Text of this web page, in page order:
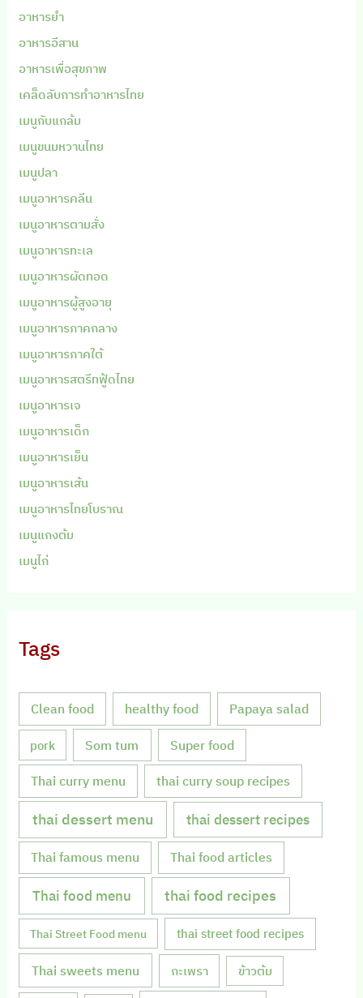
อาหารยำ
อาหารอีสาน
อาหารเพื่อสุขภาพ
เคล็ดลับการทำอาหารไทย
เมนูกับแกล้ม
เมนูขนมหวานไทย
เมนูปลา
เมนูอาหารคลีน
เมนูอาหารตามสั่ง
เมนูอาหารทะเล
เมนูอาหารผัดทอด
เมนูอาหารผู้สูงอายุ
เมนูอาหารภาคกลาง
เมนูอาหารภาคใต้
เมนูอาหารสตรีทฟู้ดไทย
เมนูอาหารเจ
เมนูอาหารเด็ก
เมนูอาหารเย็น
เมนูอาหารเส้น
เมนูอาหารไทยโบราณ
เมนูแกงต้ม
เมนูไก่
Tags
Clean food healthy food Papaya salad
pork Som tum Super food
Thai curry menu thai curry soup recipes
thai dessert menu thai dessert recipes
Thai famous menu Thai food articles
Thai food menu thai food recipes
Thai Street Food menu thai street food recipes
Thai sweets menu กะเพรา ข้าวต้ม